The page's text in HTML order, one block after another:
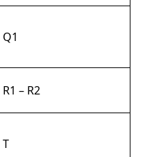
Q1
R1 – R2
T